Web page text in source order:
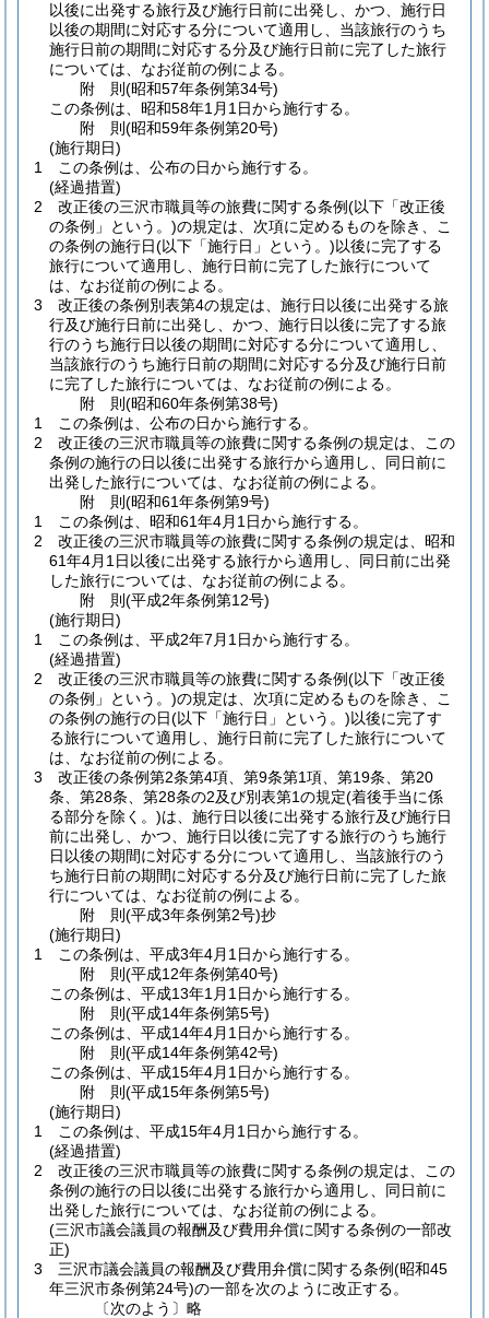
以後に出発する旅行及び施行日前に出発し、かつ、施行日
以後の期間に対応する分について適用し、当該旅行のうち
施行日前の期間に対応する分及び施行日前に完了した旅行
については、なお従前の例による。
附 則(昭和57年条例第34号)
この条例は、昭和58年1月1日から施行する。
附 則(昭和59年条例第20号)
(施行期日)
1
この条例は、公布の日から施行する。
(経過措置)
2
改正後の三沢市職員等の旅費に関する条例(以下「改正後
の条例」という。)の規定は、次項に定めるものを除き、こ
の条例の施行日(以下「施行日」という。)以後に完了する
旅行について適用し、施行日前に完了した旅行について
は、なお従前の例による。
3
改正後の条例別表第4の規定は、施行日以後に出発する旅
行及び施行日前に出発し、かつ、施行日以後に完了する旅
行のうち施行日以後の期間に対応する分について適用し、
当該旅行のうち施行日前の期間に対応する分及び施行日前
に完了した旅行については、なお従前の例による。
附 則(昭和60年条例第38号)
1
この条例は、公布の日から施行する。
2
改正後の三沢市職員等の旅費に関する条例の規定は、この
条例の施行の日以後に出発する旅行から適用し、同日前に
出発した旅行については、なお従前の例による。
附 則(昭和61年条例第9号)
1
この条例は、昭和61年4月1日から施行する。
2
改正後の三沢市職員等の旅費に関する条例の規定は、昭和
61年4月1日以後に出発する旅行から適用し、同日前に出発
した旅行については、なお従前の例による。
附 則(平成2年条例第12号)
(施行期日)
1
この条例は、平成2年7月1日から施行する。
(経過措置)
2
改正後の三沢市職員等の旅費に関する条例(以下「改正後
の条例」という。)の規定は、次項に定めるものを除き、こ
の条例の施行の日(以下「施行日」という。)以後に完了す
る旅行について適用し、施行日前に完了した旅行について
は、なお従前の例による。
3
改正後の条例第2条第4項、第9条第1項、第19条、第20
条、第28条、第28条の2及び別表第1の規定(着後手当に係
る部分を除く。)は、施行日以後に出発する旅行及び施行日
前に出発し、かつ、施行日以後に完了する旅行のうち施行
日以後の期間に対応する分について適用し、当該旅行のう
ち施行日前の期間に対応する分及び施行日前に完了した旅
行については、なお従前の例による。
附 則(平成3年条例第2号)抄
(施行期日)
1
この条例は、平成3年4月1日から施行する。
附 則(平成12年条例第40号)
この条例は、平成13年1月1日から施行する。
附 則(平成14年条例第5号)
この条例は、平成14年4月1日から施行する。
附 則(平成14年条例第42号)
この条例は、平成15年4月1日から施行する。
附 則(平成15年条例第5号)
(施行期日)
1
この条例は、平成15年4月1日から施行する。
(経過措置)
2
改正後の三沢市職員等の旅費に関する条例の規定は、この
条例の施行の日以後に出発する旅行から適用し、同日前に
出発した旅行については、なお従前の例による。
(三沢市議会議員の報酬及び費用弁償に関する条例の一部改
正)
3
三沢市議会議員の報酬及び費用弁償に関する条例(昭和45
年三沢市条例第24号)の一部を次のように改正する。
〔次のよう〕略